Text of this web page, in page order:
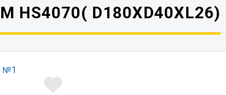
D180XD40XL26)